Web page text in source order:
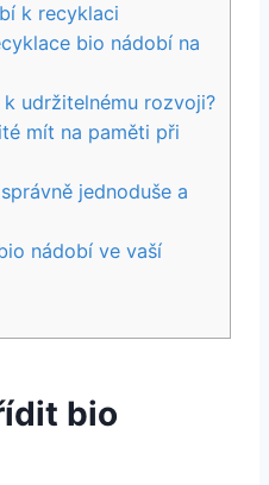
‌k ⁢recyklaci
bio nádobí na
udržitelnému rozvoji?
​mít na paměti ‍při
‍jednoduše ​a
⁤nádobí⁢ ve vaší
bio